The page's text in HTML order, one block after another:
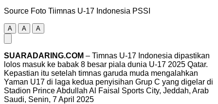
Source Foto Tiimnas U-17 Indonesia PSSI
A A A
SUARADARING.COM – Timnas U-17 Indonesia dipastikan
lolos masuk ke babak 8 besar piala dunia U-17 2025 Qatar.
Kepastian itu setelah timnas garuda muda mengalahkan
Yaman U17 di laga kedua penyisihan Grup C yang digelar di
Stadion Prince Abdullah Al Faisal Sports City, Jeddah, Arab
Saudi, Senin, 7 April 2025